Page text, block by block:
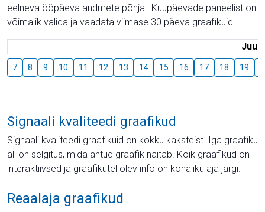
eelneva ööpäeva andmete põhjal. Kuupäevade paneelist on
võimalik valida ja vaadata viimase 30 päeva graafikuid.
Juuli
7 8 9 10 11 12 13 14 15 16 17 18 19
Signaali kvaliteedi graafikud
Signaali kvaliteedi graafikuid on kokku kaksteist. Iga graafiku
all on selgitus, mida antud graafik näitab. Kõik graafikud on
interaktiivsed ja graafikutel olev info on kohaliku aja järgi.
Reaalaja graafikud